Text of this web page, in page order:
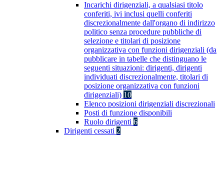
Incarichi dirigenziali, a qualsiasi titolo
conferiti, ivi inclusi quelli conferiti
discrezionalmente dall'organo di indirizzo
politico senza procedure pubbliche di
selezione e titolari di posizione
organizzativa con funzioni dirigenziali (da
pubblicare in tabelle che distinguano le
seguenti situazioni: dirigenti, dirigenti
individuati discrezionalmente, titolari di
posizione organizzativa con funzioni
dirigenziali) 10
Elenco posizioni dirigenziali discrezionali
Posti di funzione disponibili
Ruolo dirigenti 6
Dirigenti cessati 2